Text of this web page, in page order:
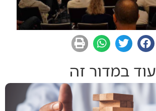
עוד במדור זה